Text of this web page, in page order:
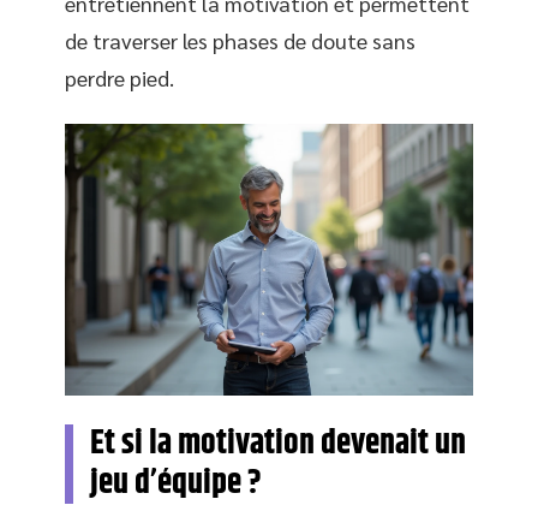
de traverser les phases de doute sans
perdre pied.
Et si la motivation devenait un
jeu d’équipe ?